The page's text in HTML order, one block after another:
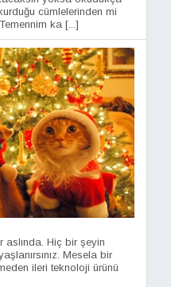
cümlelerinden mi
ka [...]
aslında. Hiç bir şeyin
Mesela bir
ileri teknoloji ürünü